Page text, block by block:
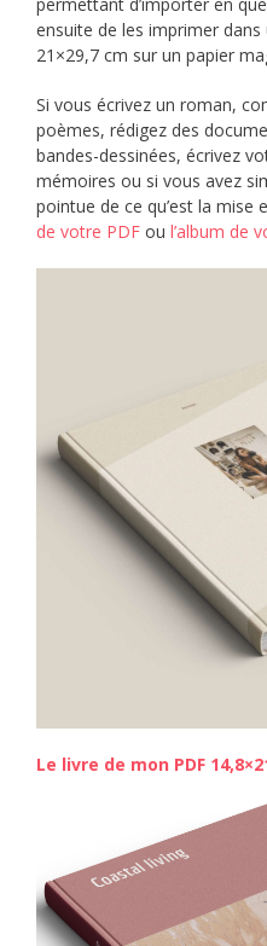
ensuite de les imprimer
21×29,7 cm sur un papier
Si vous écrivez un roman,
poèmes, rédigez des
bandes-dessinées, écrivez
mémoires ou si vous avez
pointue de ce qu’est la mise
de votre PDF ou l’album de
Le livre de mon PDF